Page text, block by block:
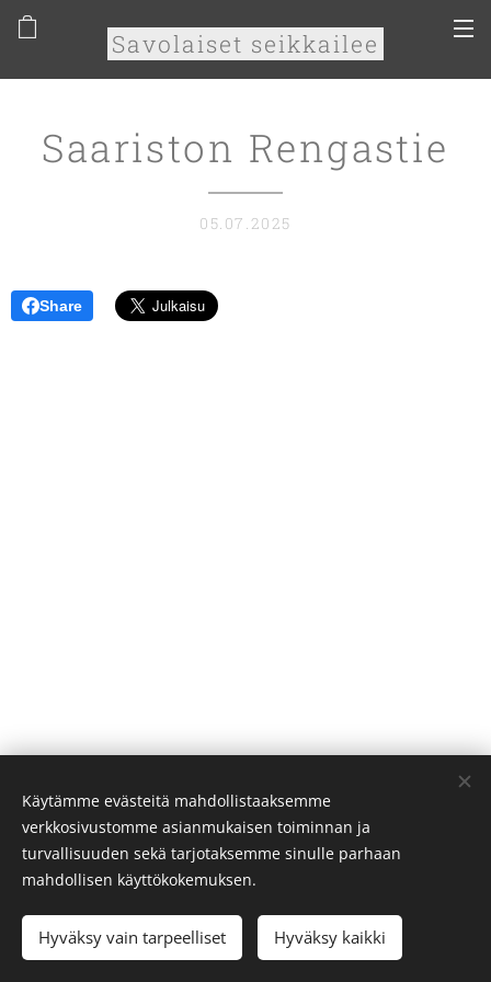
Savolaiset seikkailee
Saariston Rengastie
05.07.2025
Share
© 2024 Emilia Savolainen / Savolaiset seikkailee
emilia@savolaisetseikkailee.fi
LuotuWebnodella Evästeet
Käytämme evästeitä mahdollistaaksemme
verkkosivustomme asianmukaisen toiminnan ja
turvallisuuden sekä tarjotaksemme sinulle parhaan
mahdollisen käyttökokemuksen.
Hyväksy vain tarpeelliset Hyväksy kaikki